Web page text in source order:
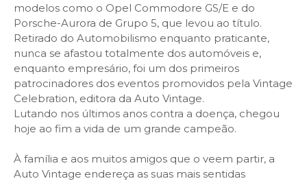
modelos como o Opel Commodore GS/E e do
Porsche-Aurora de Grupo 5, que levou ao título.
Retirado do Automobilismo enquanto praticante,
nunca se afastou totalmente dos automóveis e,
enquanto empresário, foi um dos primeiros
patrocinadores dos eventos promovidos pela Vintage
Celebration, editora da Auto Vintage.
Lutando nos últimos anos contra a doença, chegou
hoje ao fim a vida de um grande campeão.
À família e aos muitos amigos que o veem partir, a
Auto Vintage endereça as suas mais sentidas